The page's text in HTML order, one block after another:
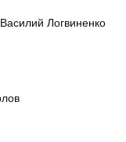
Логвиненко